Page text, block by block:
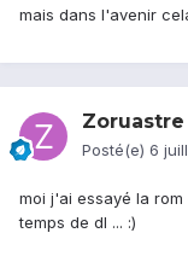
mais dans l'avenir
Zoruastre
Posté(e) 6
moi j'ai essayé la
temps de dl ... :)